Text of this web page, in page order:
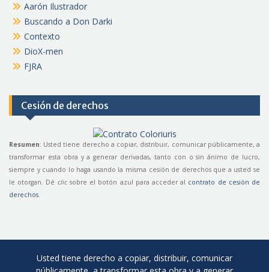
Aarón Ilustrador
Buscando a Don Darki
Contexto
DioX-men
FJRA
Cesión de derechos
Resumen: Usted tiene derecho a copiar, distribuir, comunicar públicamente, a
transformar esta obra y a generar derivadas, tanto con o sin ánimo de lucro,
siempre y cuando lo haga usando la misma cesión de derechos que a usted se
le otorgan. Dé clicsobre el botón azul para acceder al contrato de cesión de
derechos
Usted tiene derecho a copiar, distribuir, comunicar